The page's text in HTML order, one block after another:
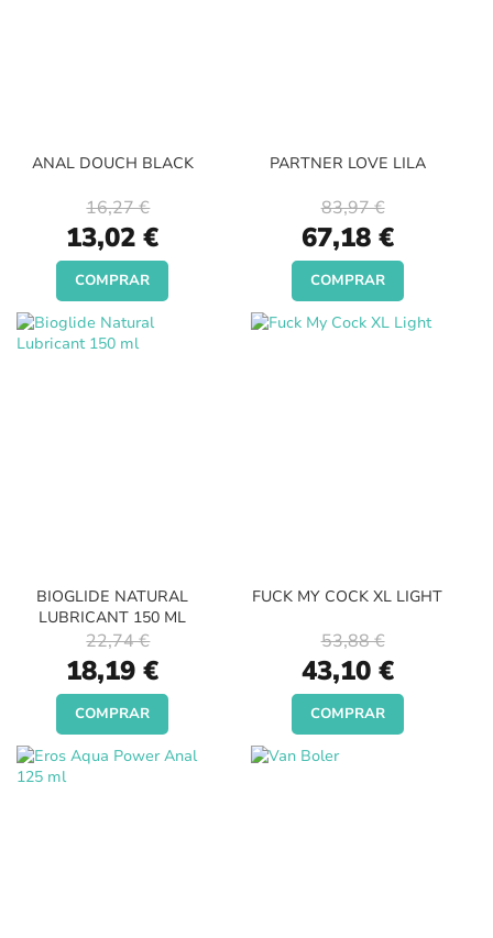
ANAL DOUCH BLACK
Special
Price
13,02 €
16,27 €
COMPRAR
PARTNER LOVE LILA
Special
Price
67,18 €
83,97 €
COMPRAR
BIOGLIDE NATURAL
LUBRICANT 150 ML
Special
Price
18,19 €
22,74 €
COMPRAR
FUCK MY COCK XL LIGHT
Special
Price
43,10 €
53,88 €
COMPRAR